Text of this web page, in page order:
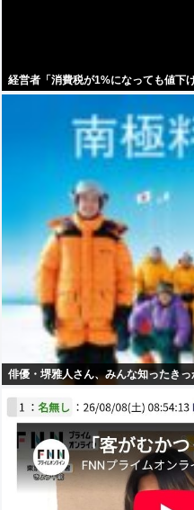
経営者「消費税が1%になっても値下
俳優・堺雅人さん、みんな知ったき